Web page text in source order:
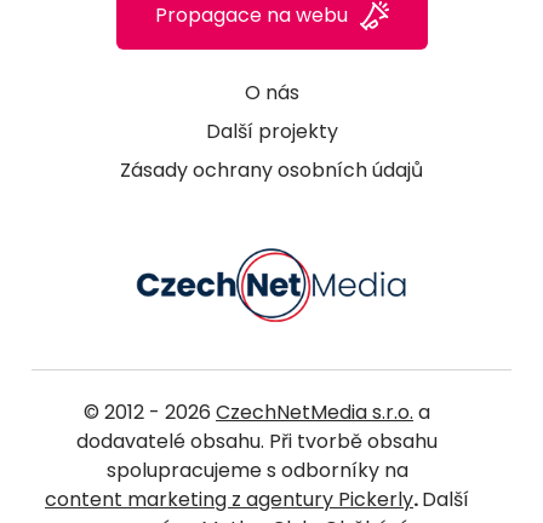
O nás
Další projekty
Zásady ochrany osobních údajů
Propagace na webu
© 2012 - 2026 CzechNetMedia s.r.o. a
dodavatelé obsahu. Při tvorbě obsahu
spolupracujeme s odborníky na
content marketing z agentury Pickerly.Další